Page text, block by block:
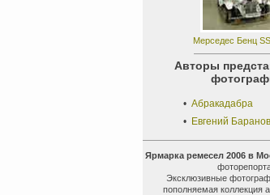
Мерседес Бенц
Авторы
• Абракадабра
• Евгений
Ярмарка ремесел 2006 в
Эксклюзивные
пополняемая коллекция